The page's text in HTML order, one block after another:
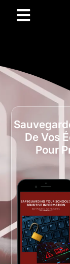
De Vos
Pour